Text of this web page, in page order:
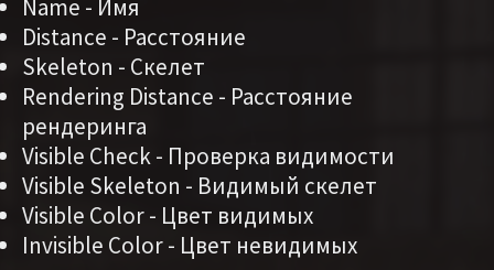
Name - Имя
Distance - Расстояние
Skeleton - Скелет
Rendering Distance - Расстояние
рендеринга
Visible Check - Проверка видимости
Visible Skeleton - Видимый скелет
Visible Color - Цвет видимых
Invisible Color - Цвет невидимых